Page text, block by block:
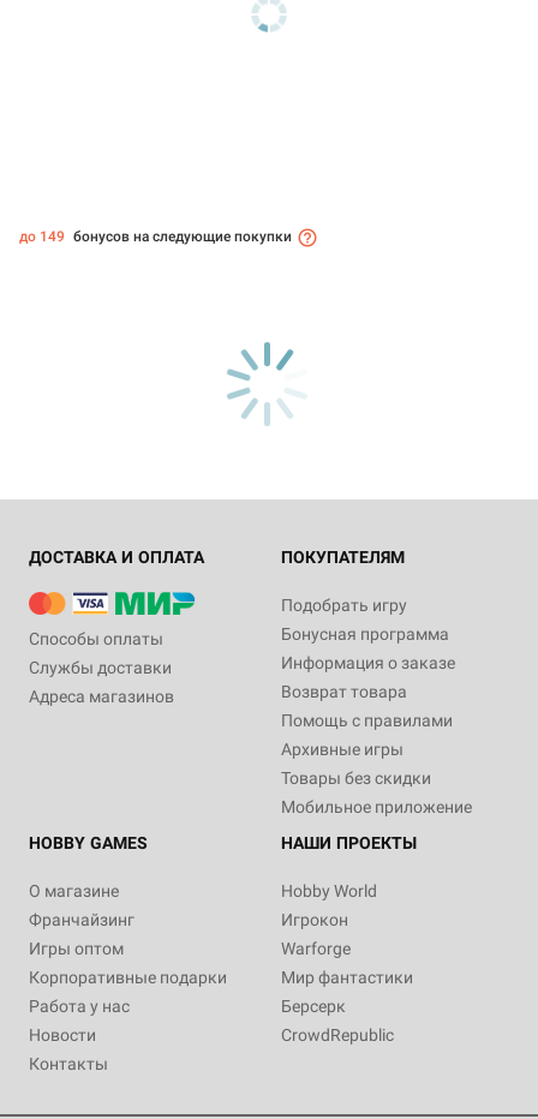
до 149 бонусов на следующие покупки
ДОСТАВКА И ОПЛАТА
Способы оплаты
Службы доставки
Адреса магазинов
ПОКУПАТЕЛЯМ
Подобрать игру
Бонусная программа
Информация о заказе
Возврат товара
Помощь с правилами
Архивные игры
Товары без скидки
Мобильное приложение
HOBBY GAMES
О магазине
Франчайзинг
Игры оптом
Корпоративные подарки
Работа у нас
Новости
Контакты
НАШИ ПРОЕКТЫ
Hobby World
Игрокон
Warforge
Мир фантастики
Берсерк
CrowdRepublic